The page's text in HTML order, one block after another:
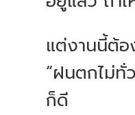
แต่งานนี้ต้อ
“ฝนตกไม่ทั่
ก็ดี